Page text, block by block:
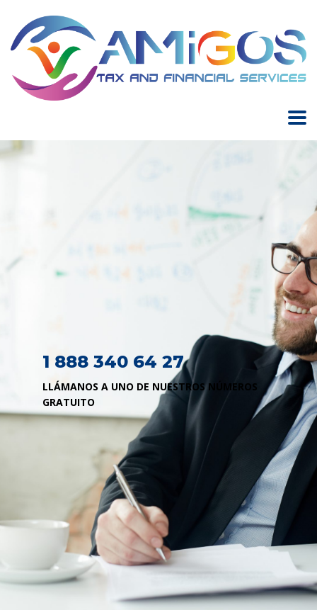
1 888 340 64 27
LLÁMANOS A UNO DE NUESTROS NÚMEROS
GRATUITO